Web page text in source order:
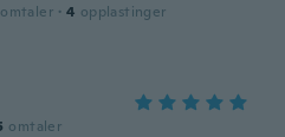
omtaler · 4 opplastinger
omtaler